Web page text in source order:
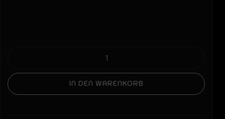
IN DEN WARENKORB